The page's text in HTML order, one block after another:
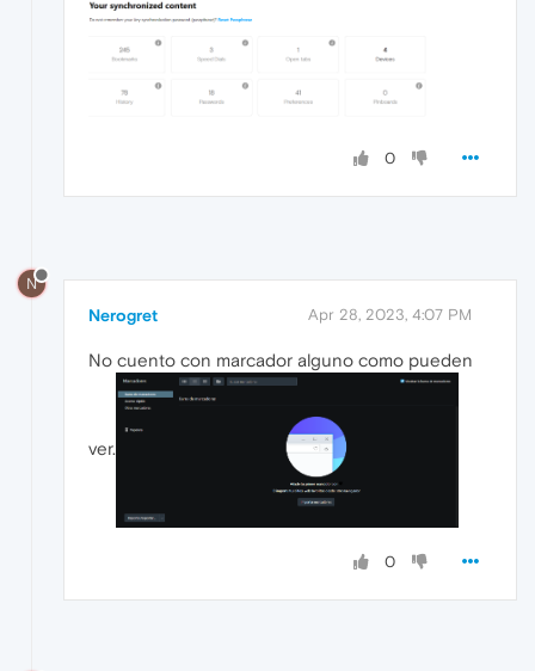
0
N
Nerogret Apr 28, 2023, 4:07 PM
No cuento con marcador alguno como pueden
ver.
0